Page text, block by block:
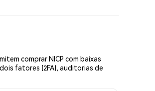
comprar NICP com baixas
fatores (2FA), auditorias de